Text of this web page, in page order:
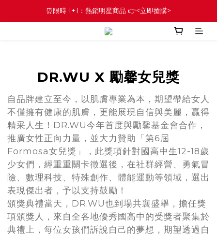
⏰限時 1+1：熱銷明星商品 👉<立即搶購>
DR.WU X 勵馨女兒獎
自品牌建立至今，以肌膚專業為本，期望帶給女人
不僅擁有健康的肌膚，更能展現自信與美麗，贏得
精采人生！DR.WU今年首度與勵馨基金會合作，
推廣女性正向力量，並大力贊助「第6屆
Formosa女兒獎」，此獎項針對國高中生12-18歲
少女們，經重重關卡徵選後，在社群經營、勇氣冒
險、數理科技、特殊創作、體能運動等領域，選出
表現傑出者，予以支持鼓勵！
頒獎典禮當天，DR.WU也到場共襄盛舉，擔任獎
項頒獎人，來自全各地優秀國高中的受獎者聚集於
典禮上，每位女孩們訴說自己的夢想，期望透過自